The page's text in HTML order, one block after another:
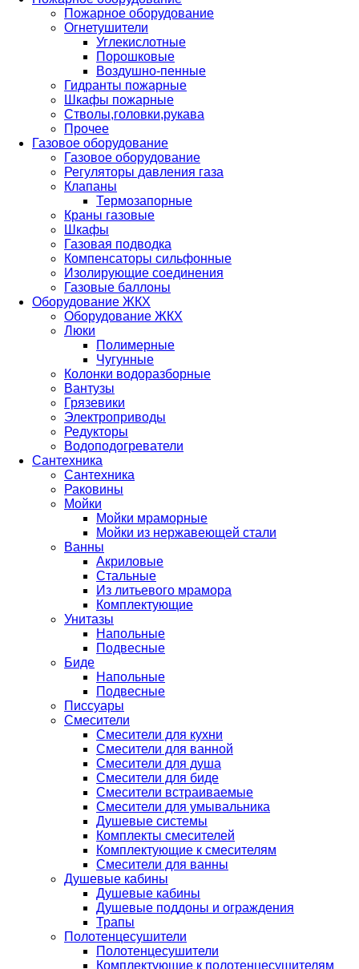
Пожарное оборудование
Огнетушители
Углекислотные
Порошковые
Воздушно-пенные
Гидранты пожарные
Шкафы пожарные
Стволы,головки,рукава
Прочее
Газовое оборудование
Газовое оборудование
Регуляторы давления газа
Клапаны
Термозапорные
Краны газовые
Шкафы
Газовая подводка
Компенсаторы сильфонные
Изолирующие соединения
Газовые баллоны
Оборудование ЖКХ
Оборудование ЖКХ
Люки
Полимерные
Чугунные
Колонки водоразборные
Вантузы
Грязевики
Электроприводы
Редукторы
Водоподогреватели
Сантехника
Сантехника
Раковины
Мойки
Мойки мраморные
Мойки из нержавеющей стали
Ванны
Акриловые
Стальные
Из литьевого мрамора
Комплектующие
Унитазы
Напольные
Подвесные
Биде
Напольные
Подвесные
Писсуары
Смесители
Смесители для кухни
Смесители для ванной
Смесители для душа
Смесители для биде
Смесители встраиваемые
Смесители для умывальника
Душевые системы
Комплекты смесителей
Комплектующие к смесителям
Смесители для ванны
Душевые кабины
Душевые кабины
Душевые поддоны и ограждения
Трапы
Полотенцесушители
Полотенцесушители
Комплектующие к полотенцесушителям